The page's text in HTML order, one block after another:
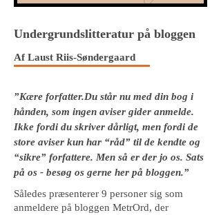
Undergrundslitteratur på bloggen
Af Laust Riis-Søndergaard
”Kære forfatter.Du står nu med din bog i
hånden, som ingen aviser gider anmelde.
Ikke fordi du skriver dårligt, men fordi de
store aviser kun har “råd” til de kendte og
“sikre” forfattere. Men så er der jo os. Sats
på os - besøg os gerne her på bloggen.”
Således præsenterer 9 personer sig som
anmeldere på bloggen MetrOrd, der